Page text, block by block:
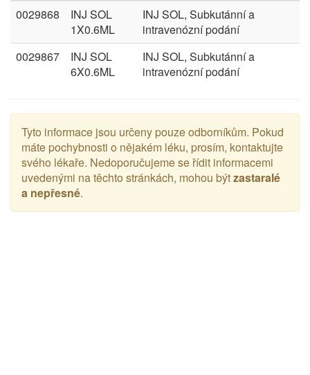
0029868
INJ SOL
1X0.6ML
INJ SOL, Subkutánní a
intravenózní podání
0029867
INJ SOL
6X0.6ML
INJ SOL, Subkutánní a
intravenózní podání
Tyto informace jsou určeny pouze odborníkům. Pokud
máte pochybnosti o nějakém léku, prosím, kontaktujte
svého lékaře. Nedoporučujeme se řídit informacemi
uvedenými na těchto stránkách, mohou býtzastaralé
a nepřesné.